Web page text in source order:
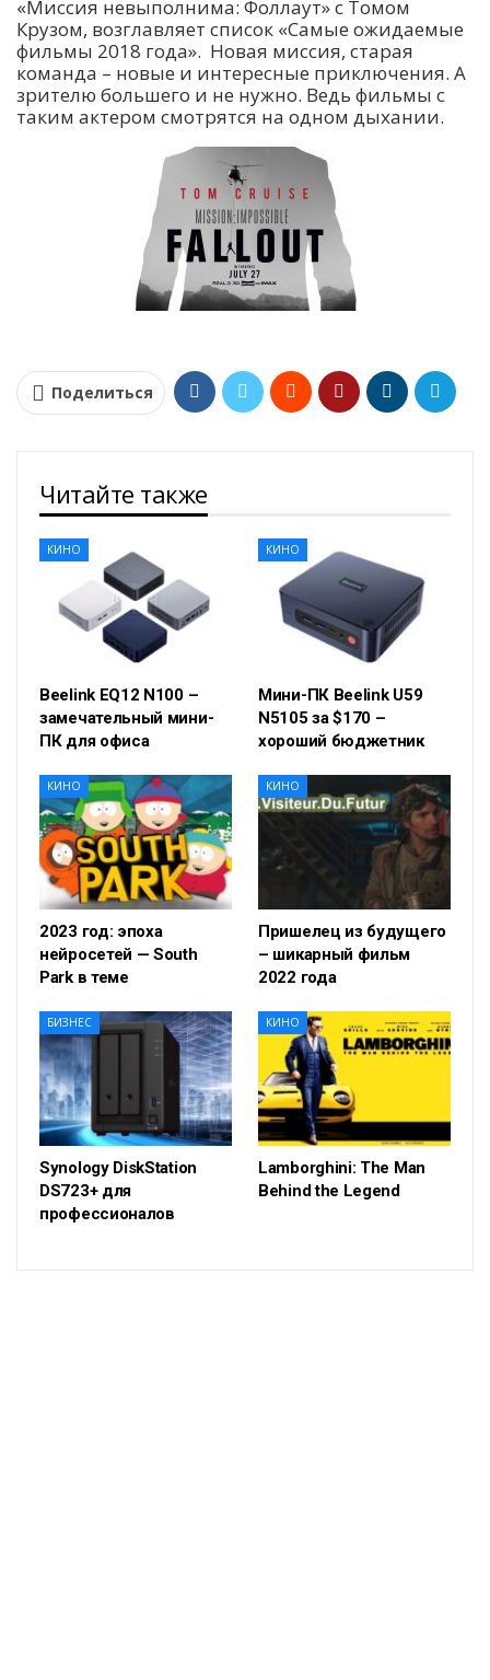
«Миссия невыполнима: Фоллаут» с Томом
Крузом, возглавляет список «Самые ожидаемые
фильмы 2018 года». Новая миссия, старая
команда – новые и интересные приключения. А
зрителю большего и не нужно. Ведь фильмы с
таким актером смотрятся на одном дыхании.
Поделиться
Читайте также
КИНО
Beelink EQ12 N100 –
замечательный мини-
ПК для офиса
КИНО
Мини-ПК Beelink U59
N5105 за $170 –
хороший бюджетник
КИНО
2023 год: эпоха
нейросетей — South
Park в теме
КИНО
Пришелец из будущего
– шикарный фильм
2022 года
БИЗНЕС
Synology DiskStation
DS723+ для
профессионалов
КИНО
Lamborghini: The Man
Behind the Legend